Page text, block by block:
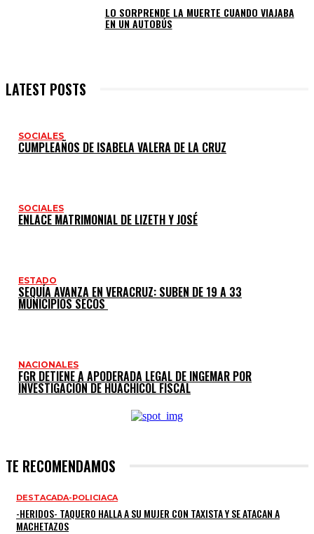
LO SORPRENDE LA MUERTE CUANDO VIAJABA
EN UN AUTOBÚS
LATEST POSTS
SOCIALES
CUMPLEAÑOS DE ISABELA VALERA DE LA CRUZ
SOCIALES
ENLACE MATRIMONIAL DE LIZETH Y JOSÉ
ESTADO
SEQUÍA AVANZA EN VERACRUZ: SUBEN DE 19 A 33
MUNICIPIOS SECOS
NACIONALES
FGR DETIENE A APODERADA LEGAL DE INGEMAR POR
INVESTIGACIÓN DE HUACHICOL FISCAL
TE RECOMENDAMOS
DESTACADA-POLICIACA
-HERIDOS- TAQUERO HALLA A SU MUJER CON TAXISTA Y SE ATACAN A
MACHETAZOS